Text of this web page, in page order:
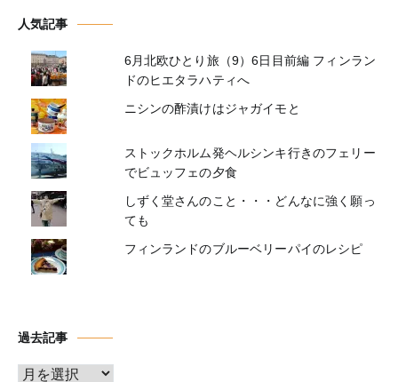
人気記事
6月北欧ひとり旅（9）6日目前編 フィンラン
ドのヒエタラハティへ
ニシンの酢漬けはジャガイモと
ストックホルム発ヘルシンキ行きのフェリー
でビュッフェの夕食
しずく堂さんのこと・・・どんなに強く願っ
ても
フィンランドのブルーベリーパイのレシピ
過去記事
ア